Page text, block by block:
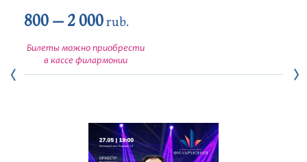
800 — 2 000rub.
Билеты можно приобрести
в кассе филармонии